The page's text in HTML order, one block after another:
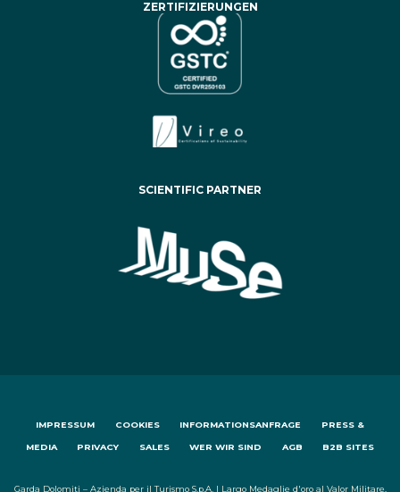
ZERTIFIZIERUNGEN
SCIENTIFIC PARTNER
IMPRESSUM COOKIES INFORMATIONSANFRAGE PRESS &
MEDIA PRIVACY SALES WER WIR SIND AGB B2B SITES
Garda Dolomiti – Azienda per il Turismo S.p.A. | Largo Medaglie d'oro al Valor Militare,